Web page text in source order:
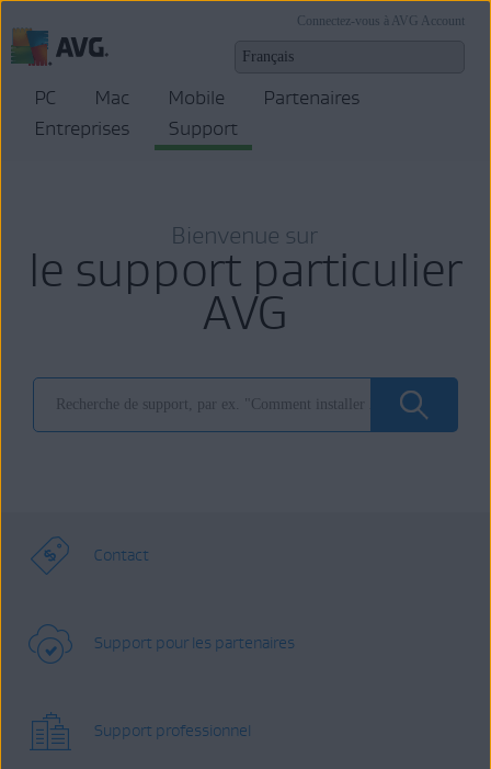
Connectez-vous à AVG Account
PC Mac Mobile
Partenaires
Entreprises
Support
Bienvenue sur
le support particulier
AVG
Contact
Support pour les partenaires
Support professionnel